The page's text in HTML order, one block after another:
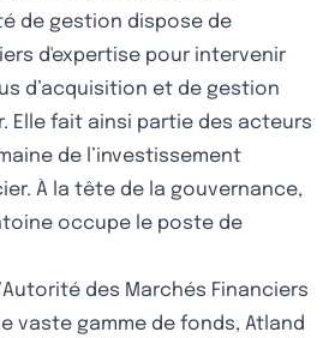
de gestion dispose de
d'expertise pour intervenir
d’acquisition et de gestion
Elle fait ainsi partie des acteurs
de l’investissement
À la tête de la gouvernance,
occupe le poste de
des Marchés Financiers
vaste gamme de fonds, Atland